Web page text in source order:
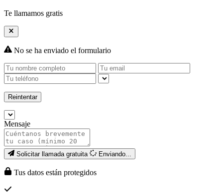
Te llamamos gratis
No se ha enviado el formulario
Reintentar
Mensaje
Solicitar llamada gratuita Enviando...
Tus datos están protegidos